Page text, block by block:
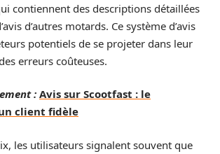
contiennent des descriptions détaillées
d’autres motards. Ce système d’avis
potentiels de se projeter dans leur
erreurs coûteuses.
: Avis sur Scootfast : le
client fidèle
les utilisateurs signalent souvent que